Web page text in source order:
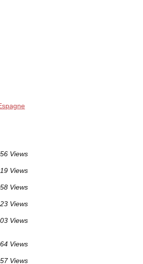
Views
Views
Views
Views
Views
Views
Views